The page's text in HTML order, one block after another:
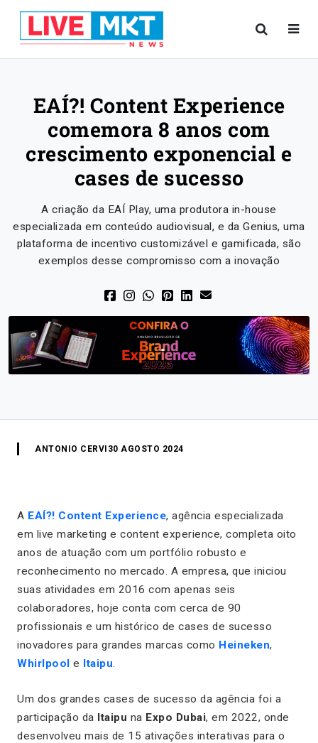
EAÍ?! Content Experience
comemora 8 anos com
crescimento exponencial e
cases de sucesso
A criação da EAÍ Play, uma produtora in-house
especializada em conteúdo audiovisual, e da Genius, uma
plataforma de incentivo customizável e gamificada, são
exemplos desse compromisso com a inovação
ANTONIO CERVI 30 AGOSTO 2024
A EAÍ?! Content Experience, agência especializada
em live marketing e content experience, completa oito
anos de atuação com um portfólio robusto e
reconhecimento no mercado. A empresa, que iniciou
suas atividades em 2016 com apenas seis
colaboradores, hoje conta com cerca de 90
profissionais e um histórico de cases de sucesso
inovadores para grandes marcas como Heineken,
Whirlpool e Itaipu.
Um dos grandes cases de sucesso da agência foi a
participação da Itaipu na Expo Dubai, em 2022, onde
desenvolveu mais de 15 ativações interativas para o